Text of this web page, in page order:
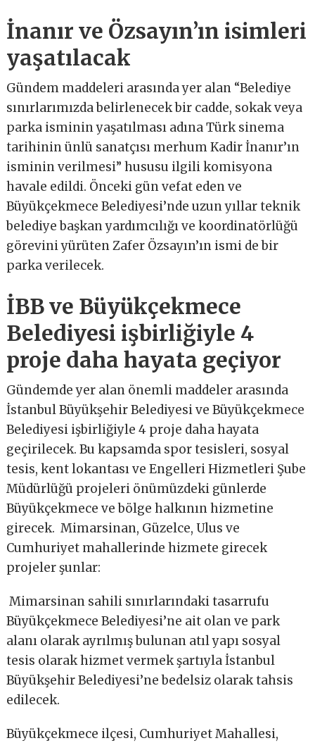
İnanır ve Özsayın’ın isimleri
yaşatılacak
Gündem maddeleri arasında yer alan “Belediye
sınırlarımızda belirlenecek bir cadde, sokak veya
parka isminin yaşatılması adına Türk sinema
tarihinin ünlü sanatçısı merhum Kadir İnanır’ın
isminin verilmesi” hususu ilgili komisyona
havale edildi. Önceki gün vefat eden ve
Büyükçekmece Belediyesi’nde uzun yıllar teknik
belediye başkan yardımcılığı ve koordinatörlüğü
görevini yürüten Zafer Özsayın’ın ismi de bir
parka verilecek.
İBB ve Büyükçekmece
Belediyesi işbirliğiyle 4
proje daha hayata geçiyor
Gündemde yer alan önemli maddeler arasında
İstanbul Büyükşehir Belediyesi ve Büyükçekmece
Belediyesi işbirliğiyle 4 proje daha hayata
geçirilecek. Bu kapsamda spor tesisleri, sosyal
tesis, kent lokantası ve Engelleri Hizmetleri Şube
Müdürlüğü projeleri önümüzdeki günlerde
Büyükçekmece ve bölge halkının hizmetine
girecek. Mimarsinan, Güzelce, Ulus ve
Cumhuriyet mahallerinde hizmete girecek
projeler şunlar:
Mimarsinan sahili sınırlarındaki tasarrufu
Büyükçekmece Belediyesi’ne ait olan ve park
alanı olarak ayrılmış bulunan atıl yapı sosyal
tesis olarak hizmet vermek şartıyla İstanbul
Büyükşehir Belediyesi’ne bedelsiz olarak tahsis
edilecek.
Büyükçekmece ilçesi, Cumhuriyet Mahallesi,